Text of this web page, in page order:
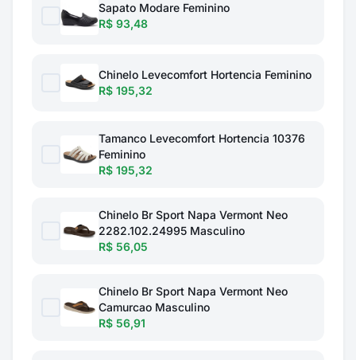
Sapato Modare Feminino
R$ 93,48
Chinelo Levecomfort Hortencia Feminino
R$ 195,32
Tamanco Levecomfort Hortencia 10376
Feminino
R$ 195,32
Chinelo Br Sport Napa Vermont Neo
2282.102.24995 Masculino
R$ 56,05
Chinelo Br Sport Napa Vermont Neo
Camurcao Masculino
R$ 56,91